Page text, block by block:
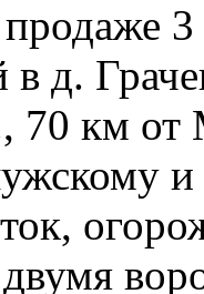
продаже
д.
70 км